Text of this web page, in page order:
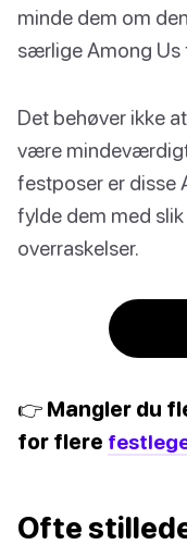
minde dem om
særlige Among Us
Det behøver ikke
være
festposer er disse
fylde dem med
overraskelser.
👉 Mangler du
for flere
Ofte